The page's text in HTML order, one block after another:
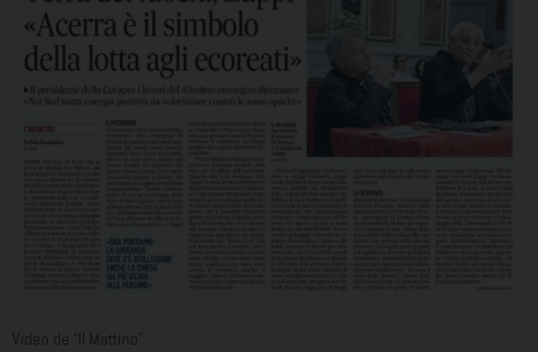
Video de “Il Mattino”